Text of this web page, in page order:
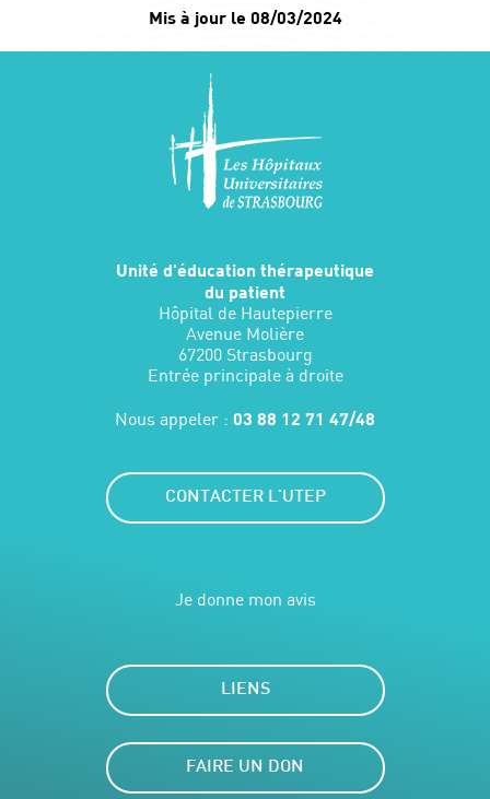
Mis à jour le 08/03/2024
Unité d'éducation thérapeutique
du patient
Hôpital de Hautepierre
Avenue Molière
67200 Strasbourg
Entrée principale à droite
Nous appeler : 03 88 12 71 47/48
CONTACTER L'UTEP
Je donne mon avis
LIENS
FAIRE UN DON